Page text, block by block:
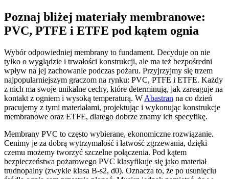
Poznaj bliżej materiały membranowe:
PVC, PTFE i ETFE pod kątem ognia
Wybór odpowiedniej membrany to fundament. Decyduje on nie
tylko o wyglądzie i trwałości konstrukcji, ale ma też bezpośredni
wpływ na jej zachowanie podczas pożaru. Przyjrzyjmy się trzem
najpopularniejszym graczom na rynku: PVC, PTFE i ETFE. Każdy
z nich ma swoje unikalne cechy, które determinują, jak zareaguje na
kontakt z ogniem i wysoką temperaturą. W Abastran na co dzień
pracujemy z tymi materiałami, projektując i wykonując konstrukcje
membranowe oraz ETFE, dlatego dobrze znamy ich specyfikę.
Membrany PVC to często wybierane, ekonomiczne rozwiązanie.
Cenimy je za dobrą wytrzymałość i łatwość zgrzewania, dzięki
czemu możemy tworzyć szczelne połączenia. Pod kątem
bezpieczeństwa pożarowego PVC klasyfikuje się jako materiał
trudnopalny (zwykle klasa B-s2, d0). Oznacza to, że po usunięciu